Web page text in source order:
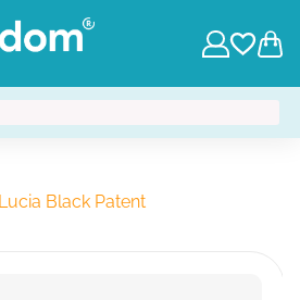
Lucia Black Patent